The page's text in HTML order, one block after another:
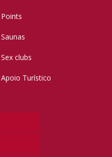
Points
Saunas
Sex clubs
Apoio Turístico